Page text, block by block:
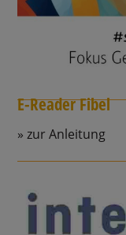
E-Reader Fibel
zur Anleitung